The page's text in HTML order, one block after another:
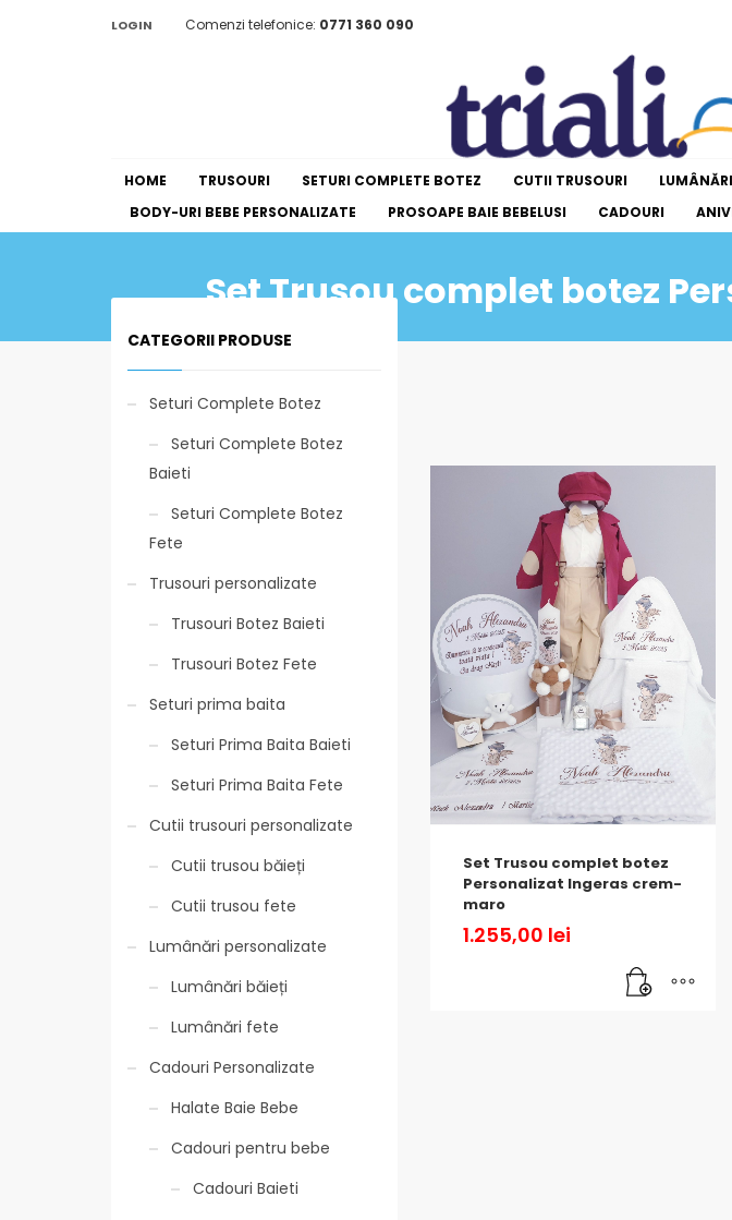
LOGIN Comenzi telefonice: 0771 360 090
HOME TRUSOURI SETURI COMPLETE BOTEZ CUTII TRUSOURI LUMÂNĂRI
BODY-URI BEBE PERSONALIZATE
PROSOAPE BAIE BEBELUSI CADOURI
Set Trusou complet botez
Set Trusou complet botez
Personalizat Ingeras crem-
maro
1.255,00 lei
CATEGORII PRODUSE
Seturi Complete Botez
Seturi Complete Botez
Baieti
Seturi Complete Botez
Fete
Trusouri personalizate
Trusouri Botez Baieti
Trusouri Botez Fete
Seturi prima baita
Seturi Prima Baita Baieti
Seturi Prima Baita Fete
Cutii trusouri personalizate
Cutii trusou băieți
Cutii trusou fete
Lumânări personalizate
Lumânări băieți
Lumânări fete
Cadouri Personalizate
Halate Baie Bebe
Cadouri pentru bebe
Cadouri Baieti